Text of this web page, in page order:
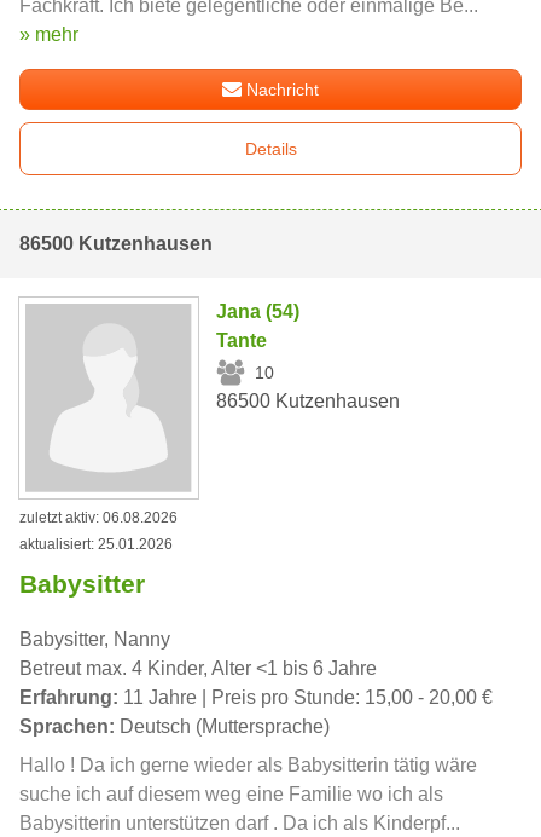
Fachkraft. Ich biete gelegentliche oder einmalige Be...
» mehr
Nachricht
Details
86500 Kutzenhausen
Jana (54)
Tante
10
86500 Kutzenhausen
zuletzt aktiv: 06.08.2026
aktualisiert: 25.01.2026
Babysitter
Babysitter, Nanny
Betreut max. 4 Kinder, Alter <1 bis 6 Jahre
Erfahrung: 11 Jahre | Preis pro Stunde: 15,00 - 20,00 €
Sprachen: Deutsch (Muttersprache)
Hallo ! Da ich gerne wieder als Babysitterin tätig wäre
suche ich auf diesem weg eine Familie wo ich als
Babysitterin unterstützen darf . Da ich als Kinderpf...